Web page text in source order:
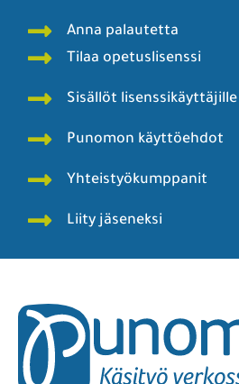
Anna palautetta
Tilaa opetuslisenssi
Sisällöt lisenssikäyttäjille
Punomon käyttöehdot
Yhteistyökumppanit
Liity jäseneksi